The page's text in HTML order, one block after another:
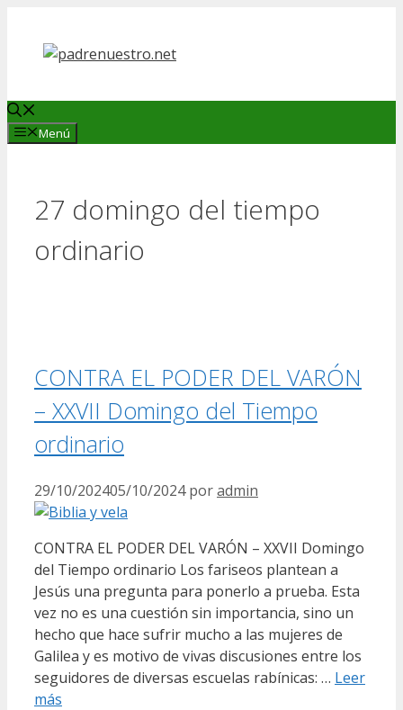
contenido
Menú
27 domingo del tiempo
ordinario
CONTRA EL PODER DEL VARÓN
– XXVII Domingo del Tiempo
ordinario
29/10/202405/10/2024 poradmin
CONTRA EL PODER DEL VARÓN – XXVII Domingo
del Tiempo ordinario Los fariseos plantean a
Jesús una pregunta para ponerlo a prueba. Esta
vez no es una cuestión sin importancia, sino un
hecho que hace sufrir mucho a las mujeres de
Galilea y es motivo de vivas discusiones entre los
seguidores de diversas escuelas rabínicas: … Leer
más